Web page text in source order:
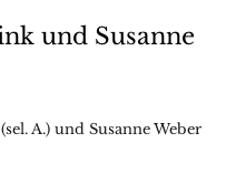
und Susanne
A.) und Susanne Weber